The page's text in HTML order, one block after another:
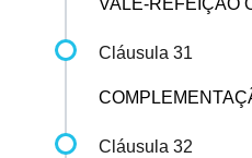
VALE-REFEIÇÃO
Cláusula 31
Cláusula 32